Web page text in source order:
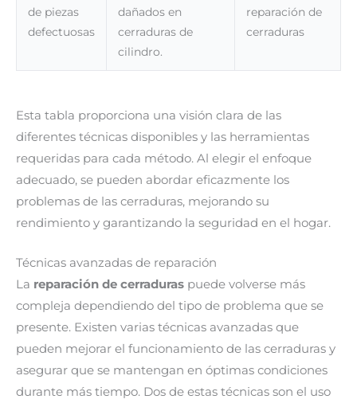
de piezas
defectuosas
dañados en
cerraduras de
cilindro.
reparación de
cerraduras
Esta tabla proporciona una visión clara de las
diferentes técnicas disponibles y las herramientas
requeridas para cada método. Al elegir el enfoque
adecuado, se pueden abordar eficazmente los
problemas de las cerraduras, mejorando su
rendimiento y garantizando la seguridad en el hogar.
Técnicas avanzadas de reparación
La reparación de cerraduras puede volverse más
compleja dependiendo del tipo de problema que se
presente. Existen varias técnicas avanzadas que
pueden mejorar el funcionamiento de las cerraduras y
asegurar que se mantengan en óptimas condiciones
durante más tiempo. Dos de estas técnicas son el uso